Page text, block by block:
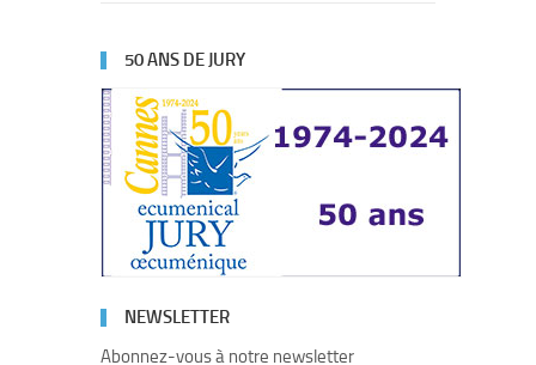
50 ANS DE JURY
NEWSLETTER
Abonnez-vous à notre newsletter